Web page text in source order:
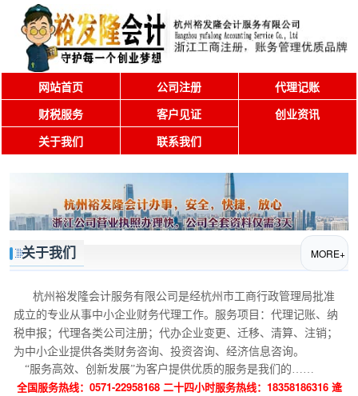
网站首页 公司注册
代理记账
财税服务
客户见证
创业资讯
关于我们
联系我们
关于我们 MORE+
杭州裕发隆会计服务有限公司是经杭州市工商行政管理局批准
成立的专业从事中小企业财务代理工作。服务项目：代理记账、纳
税申报；代理各类公司注册；代办企业变更、迁移、清算、注销；
为中小企业提供各类财务咨询、投资咨询、经济信息咨询。
“服务高效、创新发展”为客户提供优质的服务是我们的……
全国服务热线：0571-22958168 二十四小时服务热线：18358186316 逄